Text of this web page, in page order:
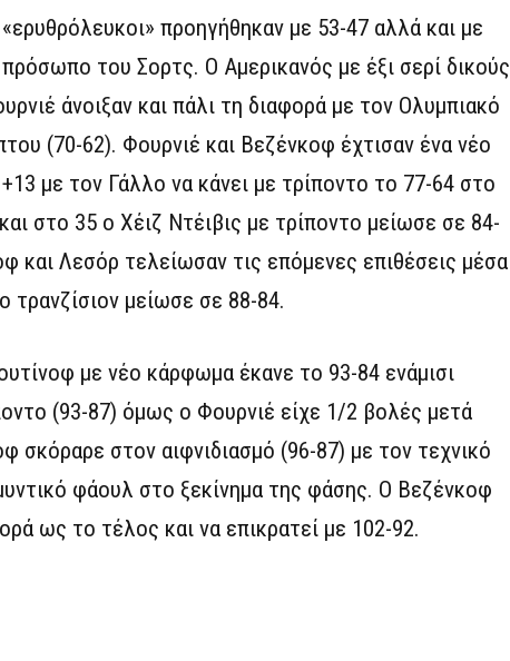
προηγήθηκαν με 53-47 αλλά και με
του Σορτς. Ο Αμερικανός με έξι σερί δικούς
άνοιξαν και πάλι τη διαφορά με τον Ολυμπιακό
(70-62). Φουρνιέ και Βεζένκοφ έχτισαν ένα νέο
με τον Γάλλο να κάνει με τρίποντο το 77-64 στο
στο 35 ο Χέιζ Ντέιβις με τρίποντο μείωσε σε 84-
και Λεσόρ τελείωσαν τις επόμενες επιθέσεις μέσα
τρανζίσιον μείωσε σε 88-84.
με νέο κάρφωμα έκανε το 93-84 ενάμισι
(93-87) όμως ο Φουρνιέ είχε 1/2 βολές μετά
σκόραρε στον αιφνιδιασμό (96-87) με τον τεχνικό
φάουλ στο ξεκίνημα της φάσης. Ο Βεζένκοφ
ως το τέλος και να επικρατεί με 102-92.